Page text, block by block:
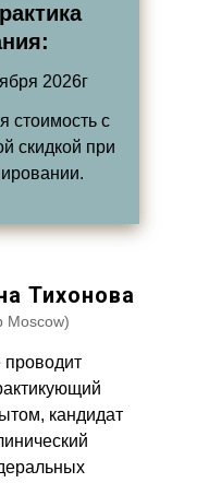
стоимость с
скидкой при
2026г
Тихонова
Moscow)
проводит
кандидат